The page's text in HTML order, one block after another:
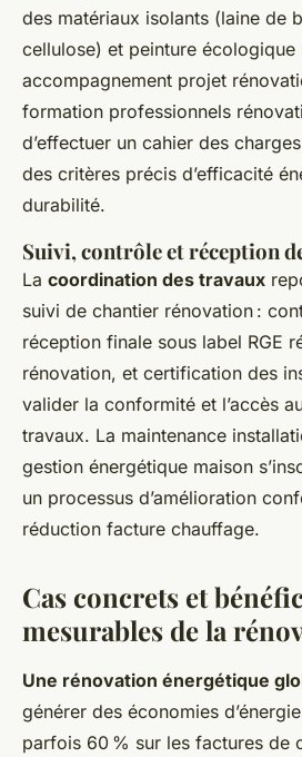
des matériaux isolants (laine de
cellulose) et peinture
accompagnement projet
formation professionnels
d’effectuer un cahier des
des critères précis d’efficacité
durabilité.
Suivi, contrôle et réception
La coordination des travaux
suivi de chantier rénovation :
réception finale sous label RGE
rénovation, et certification des
valider la conformité et l’accès
travaux. La maintenance
gestion énergétique maison
un processus d’amélioration
réduction facture chauffage.
Cas concrets et
mesurables de la
Une rénovation énergétique
générer des économies
parfois 60 % sur les factures de